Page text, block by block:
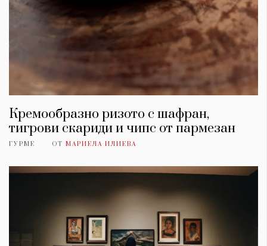
Кремообразно ризото с шафран,
тигрови скариди и чипс от пармезан
ГУРМЕ ОТ МАРИЕЛА ИЛИЕВА